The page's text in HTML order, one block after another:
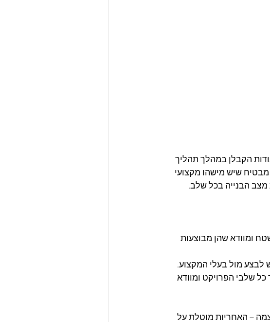
הקבלן במהלך תהליך
שיש מישהו מקצועי
הבנייה בכל שלב.
ומוודא שהן מבוצעות
לבצע מול בעלי המקצוע.
שלבי הפרויקט ומוודא
– האחריות מוטלת על